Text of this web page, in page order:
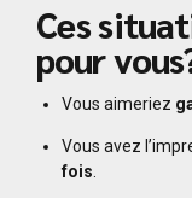
Ces
pour
Vous aimeriez
Vous avez
fois